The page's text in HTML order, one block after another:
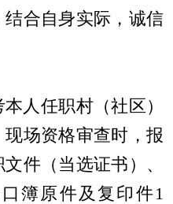
合自身实际，诚信
人任职村（社区）
场资格审查时，报
件（当选证书）、
簿原件及复印件1